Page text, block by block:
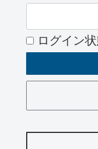
ログイン